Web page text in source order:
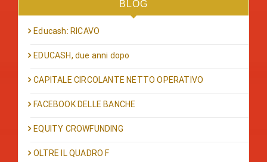
BLOG
Educash: RICAVO
EDUCASH, due anni dopo
CAPITALE CIRCOLANTE NETTO OPERATIVO
FACEBOOK DELLE BANCHE
EQUITY CROWFUNDING
OLTRE IL QUADRO F